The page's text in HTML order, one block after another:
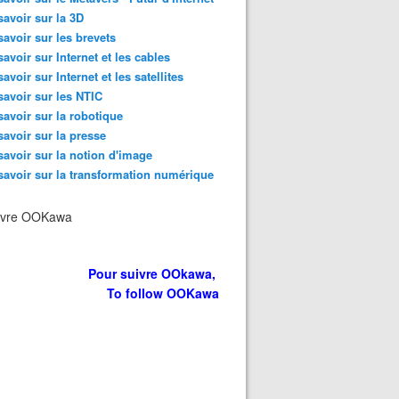
Tanzanie ?, Un Safari sur mesure ? Un safari de
sur la 3D
sur les brevets
sur Internet et les cables
sur Internet et les satellites
sur les NTIC
sur la robotique
sur la presse
sur la notion d'image
sur la transformation numérique
OOKawa
Pour suivre OOkawa,
To follow OOKawa